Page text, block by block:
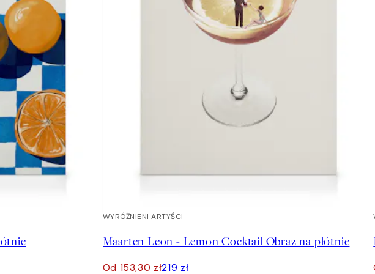
30%*
WYRÓŻNIENI ARTYŚCI
Maarten Leon - Lemon Cocktail Obraz na płótnie
Od 153,30 zł219 zł